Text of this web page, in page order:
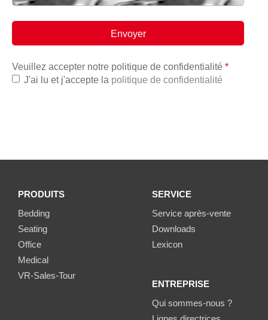
Veuillez accepter notre politique de confidentialité *
J'ai lu et j'accepte la politique de confidentialité
PRODUITS
Bedding
Seating
Office
Medical
VR-Sales-Tour
SERVICE
Service après-vente
Downloads
Lexicon
ENTREPRISE
Qui sommes-nous ?